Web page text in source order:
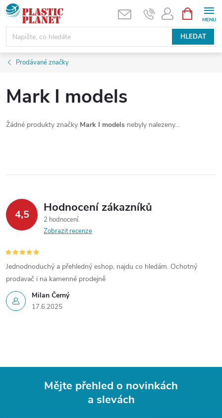
Přejít
na
obsah
HLEDAT
NÁKUPNÍ
KOŠÍK
Prodávané značky
Mark I models
Žádné produkty značky Mark I models nebyly nalezeny...
4,5 Hodnocení zákazníků
2 hodnocení
Zobrazit recenze
Milan Černý
17.6.2025
Jednodnoduchý a přehledný eshop, najdu co hledám. Ochotný
prodavač i na kamenné prodejně
Mějte přehled o novinkách
a slevách